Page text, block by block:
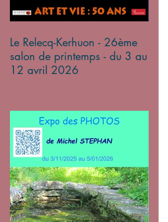
Le Relecq-Kerhuon - 26ème
salon de printemps - du 3 au
12 avril 2026